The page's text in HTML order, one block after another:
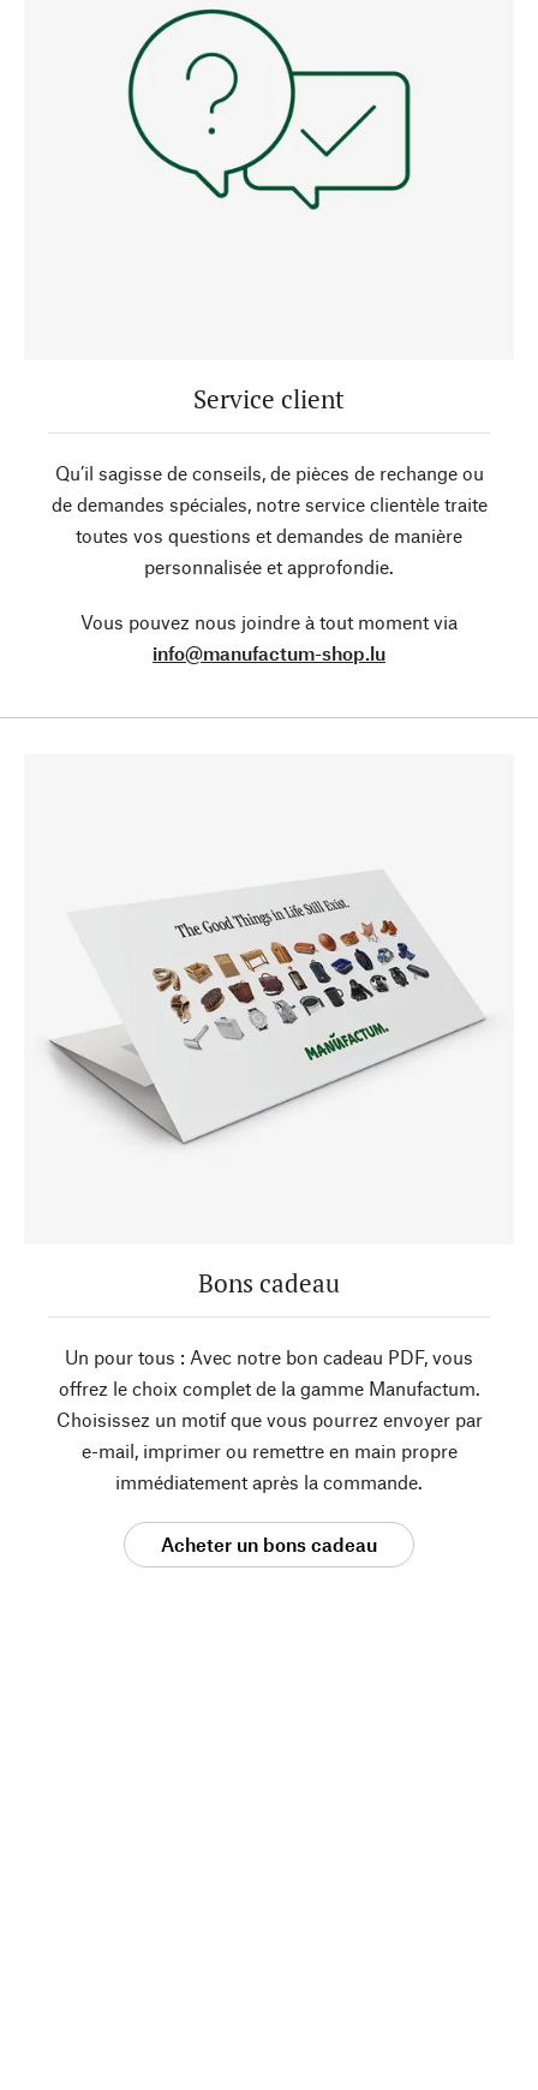
Service client
Qu’il sagisse de conseils, de pièces de rechange ou
de demandes spéciales, notre service clientèle traite
toutes vos questions et demandes de manière
personnalisée et approfondie.
Vous pouvez nous joindre à tout moment via
info@manufactum-shop.lu
Bons cadeau
Un pour tous : Avec notre bon cadeau PDF, vous
offrez le choix complet de la gamme Manufactum.
Choisissez un motif que vous pourrez envoyer par
e-mail, imprimer ou remettre en main propre
immédiatement après la commande.
Acheter un bons cadeau